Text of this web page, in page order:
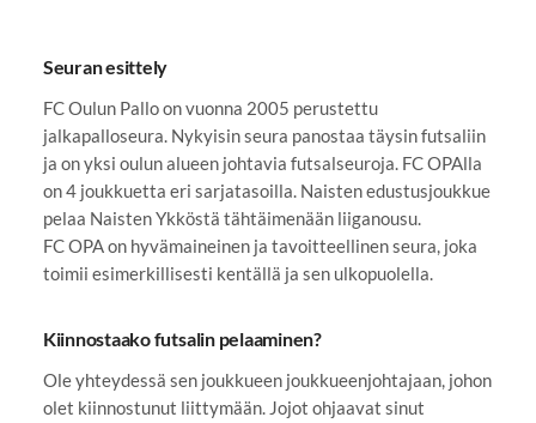
Seuran esittely
FC Oulun Pallo on vuonna 2005 perustettu
jalkapalloseura. Nykyisin seura panostaa täysin futsaliin
ja on yksi oulun alueen johtavia futsalseuroja. FC OPAlla
on 4 joukkuetta eri sarjatasoilla. Naisten edustusjoukkue
pelaa Naisten Ykköstä tähtäimenään liiganousu.
FC OPA on hyvämaineinen ja tavoitteellinen seura, joka
toimii esimerkillisesti kentällä ja sen ulkopuolella.
Kiinnostaako futsalin pelaaminen?
Ole yhteydessä sen joukkueen joukkueenjohtajaan, johon
olet kiinnostunut liittymään. Jojot ohjaavat sinut